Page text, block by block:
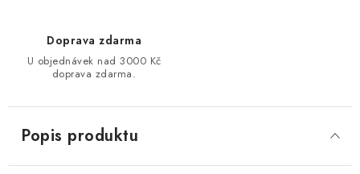
Doprava zdarma
U objednávek nad 3000 Kč
doprava zdarma.
Popis produktu